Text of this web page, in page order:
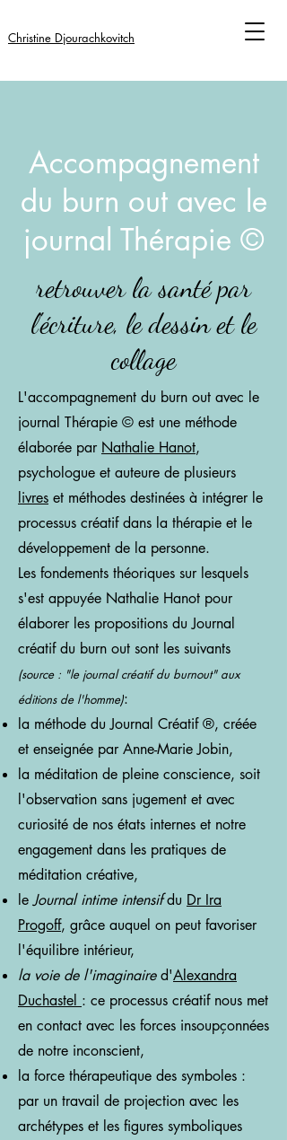
Christine Djourachkovitch
Accompagnement
du burn out avec le
journal Thérapie ©
retrouver la santé par
l'écriture, le dessin et le
collage
L'accompagnement du burn out avec le
journal Thérapie © est une méthode
élaborée par Nathalie Hanot,
psychologue et auteure de plusieurs
livres et méthodes destinées à intégrer le
processus créatif dans la thérapie et le
développement de la personne.
Les fondements théoriques sur lesquels
s'est appuyée Nathalie Hanot pour
élaborer les propositions du Journal
créatif du burn out sont les suivants
(source : "le journal créatif du burnout" aux
éditions de l'homme):
la méthode du Journal Créatif®, créée
et enseignée par Anne-Marie Jobin,
la méditation de pleine conscience, soit
l'observation sans jugement et avec
curiosité de nos états internes et notre
engagement dans les pratiques de
méditation créative,
leJournal intime intensifdu Dr Ira
Progoff, grâce auquel on peut favoriser
l'équilibre intérieur,
la voie de l'imaginaired'Alexandra
Duchastel : ce processus créatif nous met
en contact avec les forces insoupçonnées
de notre inconscient,
la force thérapeutique des symboles :
par un travail de projection avec les
archétypes et les figures symboliques